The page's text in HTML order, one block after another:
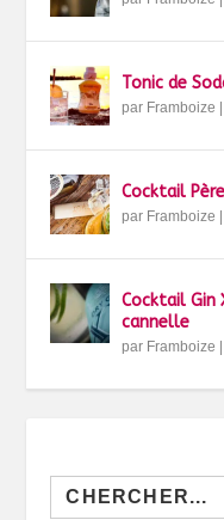
Tonic de
par Framboize
Cocktail
par Framboize
Cocktail Gin
cannelle
par Framboize
Search
for: